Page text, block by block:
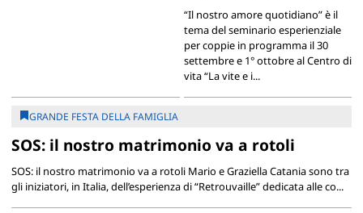
“Il nostro amore quotidiano” è il
tema del seminario esperienziale
per coppie in programma il 30
settembre e 1° ottobre al Centro di
vita “La vite e i...
GRANDE FESTA DELLA FAMIGLIA
SOS: il nostro matrimonio va a rotoli
SOS: il nostro matrimonio va a rotoli Mario e Graziella Catania sono tra
gli iniziatori, in Italia, dell’esperienza di “Retrouvaille” dedicata alle co...